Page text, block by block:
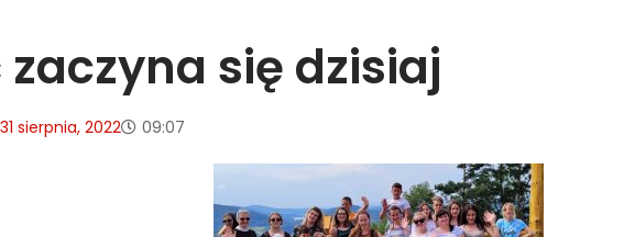
zaczyna się dzisiaj
31 sierpnia, 2022 09:07